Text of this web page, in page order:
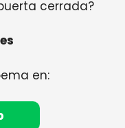
cerrada?
en: